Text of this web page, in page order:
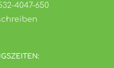
4047-650